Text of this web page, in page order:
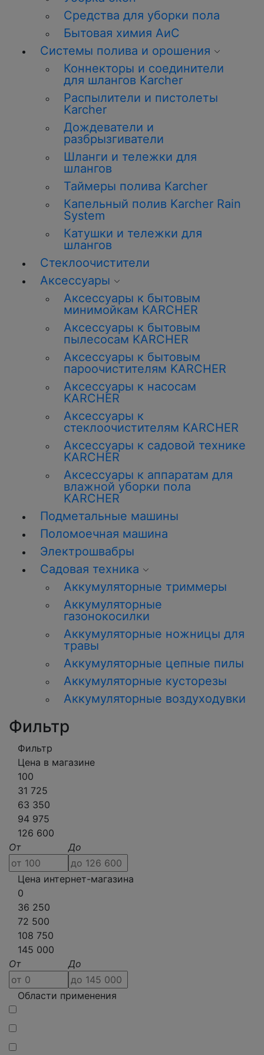
Средства для уборки пола
Бытовая химия АиС
Системы полива и орошения
Коннекторы и соединители
для шлангов Karcher
Распылители и пистолеты
Karcher
Дождеватели и
разбрызгиватели
Шланги и тележки для
шлангов
Таймеры полива Karcher
Капельный полив Karcher Rain
System
Катушки и тележки для
шлангов
Стеклоочистители
Аксессуары
Аксессуары к бытовым
минимойкам KARCHER
Аксессуары к бытовым
пылесосам KARCHER
Аксессуары к бытовым
пароочистителям KARCHER
Аксессуары к насосам
KARCHER
Аксессуары к
стеклоочистителям KARCHER
Аксессуары к садовой технике
KARCHER
Аксессуары к аппаратам для
влажной уборки пола
KARCHER
Подметальные машины
Поломоечная машина
Электрошвабры
Садовая техника
Аккумуляторные триммеры
Аккумуляторные
газонокосилки
Аккумуляторные ножницы для
травы
Аккумуляторные цепные пилы
Аккумуляторные кусторезы
Аккумуляторные воздуходувки
Фильтр
Фильтр
Цена в магазине
100
31 725
63 350
94 975
126 600
От
До
Цена интернет-магазина
0
36 250
72 500
108 750
145 000
От
До
Области применения